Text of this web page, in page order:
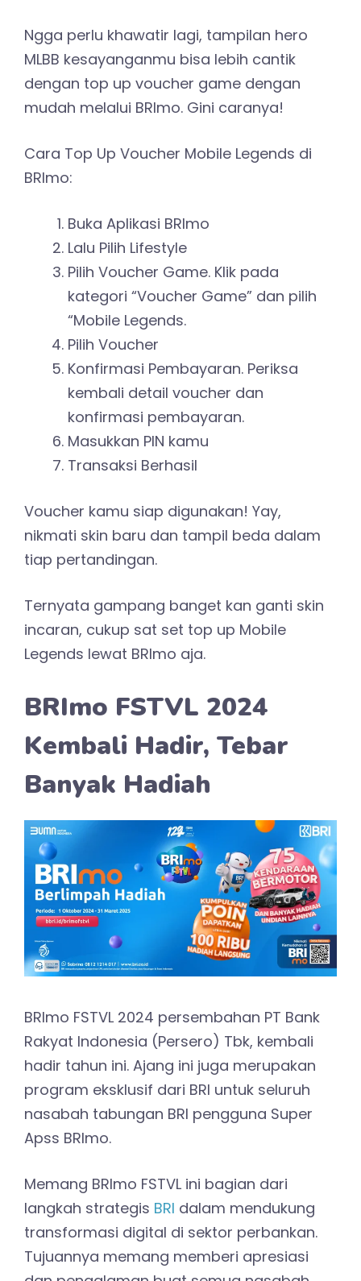
Ngga perlu khawatir lagi, tampilan hero
MLBB kesayanganmu bisa lebih cantik
dengan top up voucher game dengan
mudah melalui BRImo. Gini caranya!
Cara Top Up Voucher Mobile Legends di
BRImo:
Buka Aplikasi BRImo
Lalu Pilih Lifestyle
Pilih Voucher Game. Klik pada
kategori “Voucher Game” dan pilih
“Mobile Legends.
Pilih Voucher
Konfirmasi Pembayaran. Periksa
kembali detail voucher dan
konfirmasi pembayaran.
Masukkan PIN kamu
Transaksi Berhasil
Voucher kamu siap digunakan! Yay,
nikmati skin baru dan tampil beda dalam
tiap pertandingan.
Ternyata gampang banget kan ganti skin
incaran, cukup sat set top up Mobile
Legends lewat BRImo aja.
BRImo FSTVL 2024
Kembali Hadir, Tebar
Banyak Hadiah
BRImo FSTVL 2024 persembahan PT Bank
Rakyat Indonesia (Persero) Tbk, kembali
hadir tahun ini. Ajang ini juga merupakan
program eksklusif dari BRI untuk seluruh
nasabah tabungan BRI pengguna Super
Apss BRImo.
Memang BRImo FSTVL ini bagian dari
langkah strategis BRI dalam mendukung
transformasi digital di sektor perbankan.
Tujuannya memang memberi apresiasi